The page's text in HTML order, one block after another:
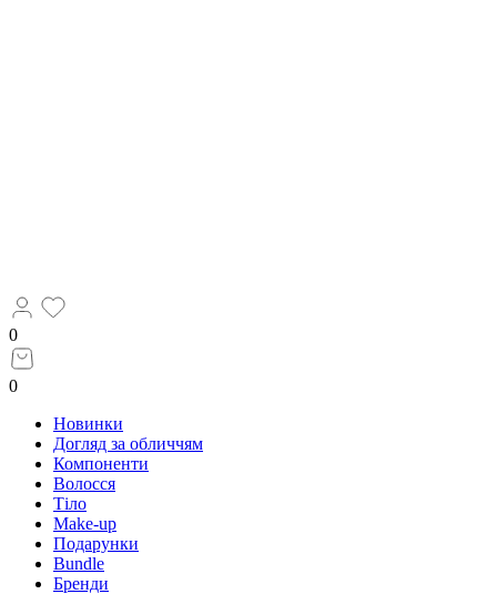
0
0
Новинки
Догляд за обличчям
Компоненти
Волосся
Тіло
Make-up
Подарунки
Bundle
Бренди